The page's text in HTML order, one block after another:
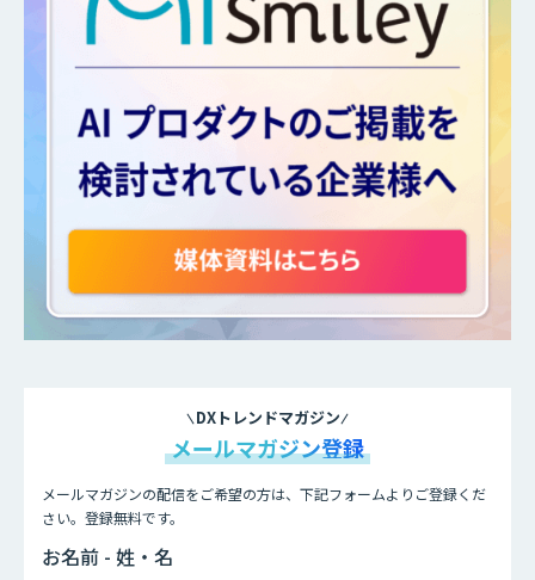
DXトレンドマガジン
メールマガジン登録
メールマガジンの配信をご希望の方は、下記フォームよりご登録くだ
さい。登録無料です。
お名前 - 姓・名